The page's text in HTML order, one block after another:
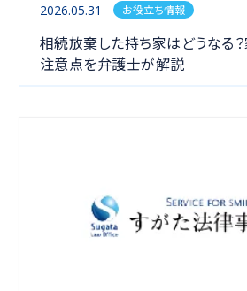
2026.05.31 お役立ち情報
相続放棄した持ち家はどうなる
注意点を弁護士が解説